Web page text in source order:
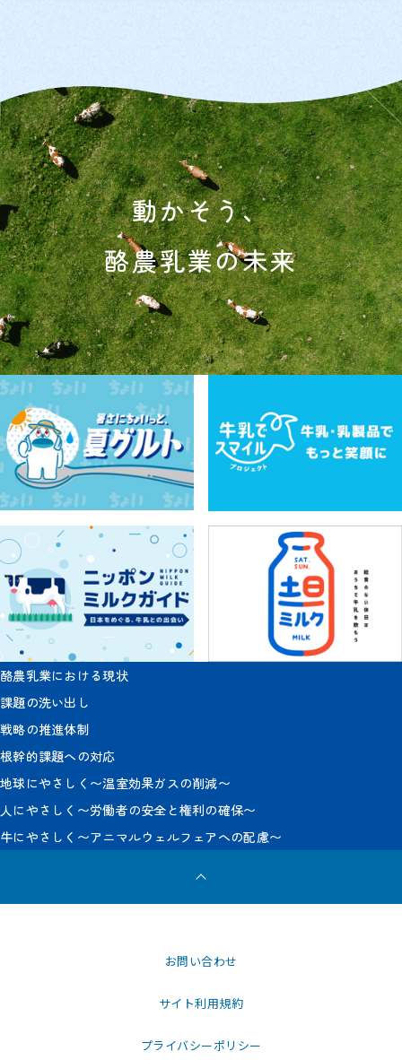
動かそう、
酪農乳業の未来
酪農乳業における現状
課題の洗い出し
戦略の推進体制
根幹的課題への対応
地球にやさしく〜温室効果ガスの削減〜
人にやさしく〜労働者の安全と権利の確保〜
牛にやさしく〜アニマルウェルフェアへの配慮〜
お問い合わせ
サイト利用規約
プライバシーポリシー